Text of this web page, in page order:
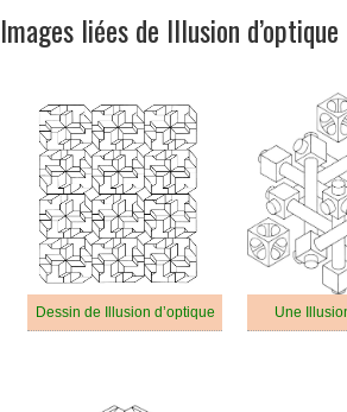
Images liées de Illusion d’optique
Dessin de Illusion d’optique Une